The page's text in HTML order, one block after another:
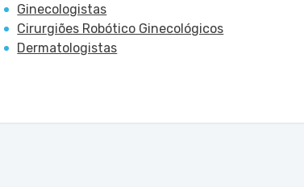
Ginecologistas
Cirurgiões Robótico Ginecológicos
Dermatologistas